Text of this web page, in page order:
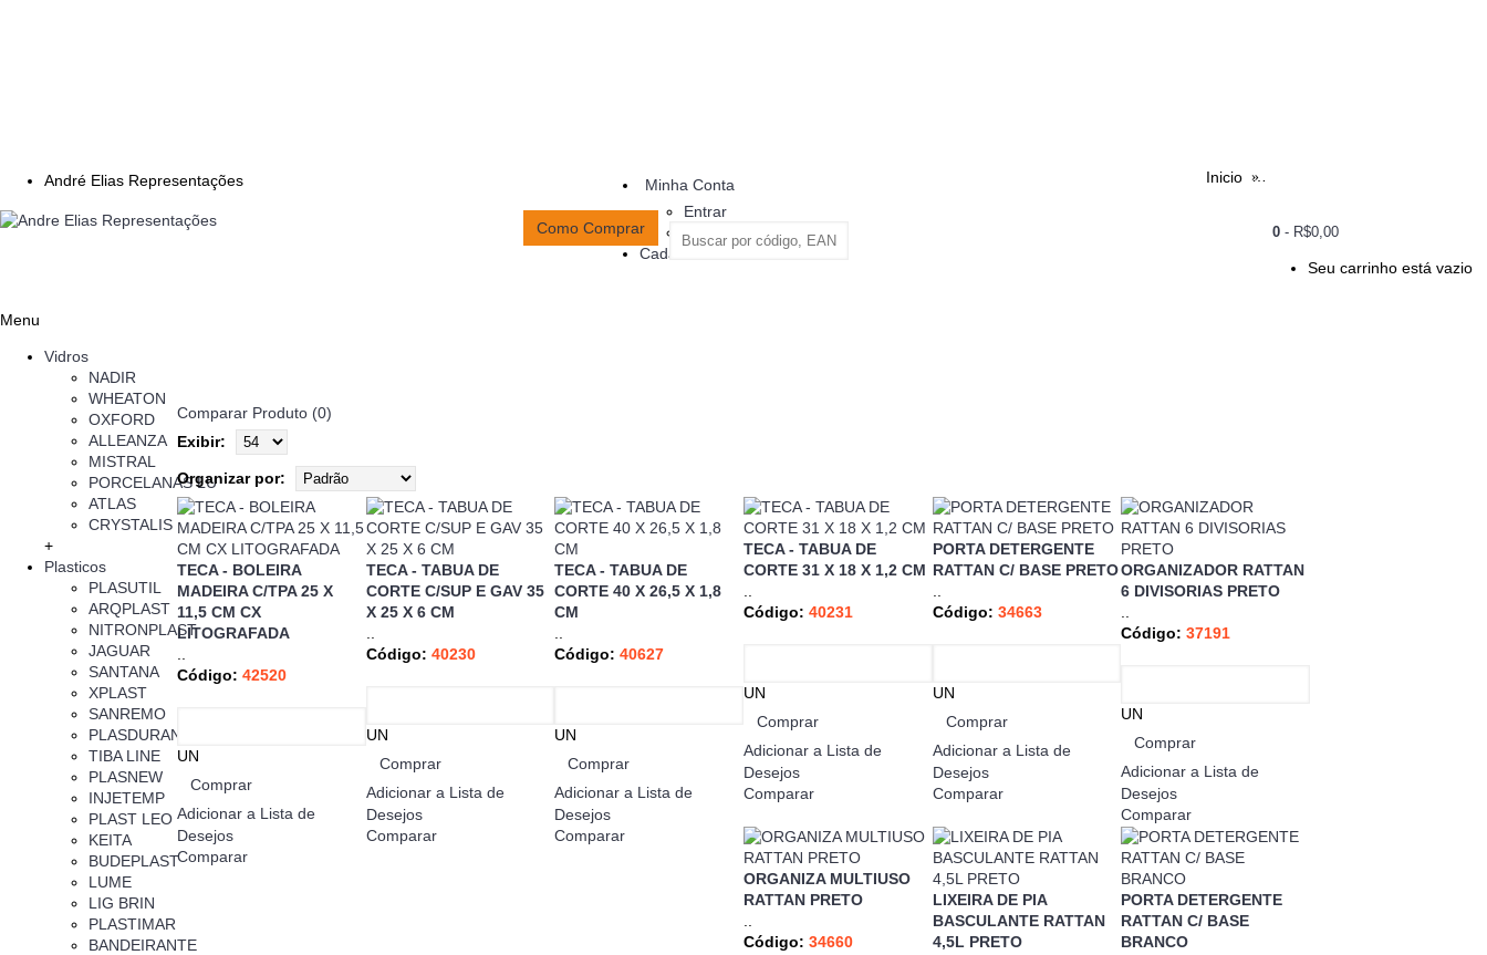
André Elias Representações
Minha Conta
Entrar
Cadastro
Cadastre-se
Como Comprar 0 - R$0,00
Seu carrinho está vazio
Menu
Vidros
NADIR
WHEATON
OXFORD
ALLEANZA
MISTRAL
PORCELANAS LU
ATLAS
CRYSTALIS
+
Plasticos
PLASUTIL
ARQPLAST
NITRONPLAST
JAGUAR
SANTANA
XPLAST
SANREMO
PLASDURAN
TIBA LINE
PLASNEW
INJETEMP
PLAST LEO
KEITA
BUDEPLAST
LUME
LIG BRIN
PLASTIMAR
BANDEIRANTE
Inicio
Comparar Produto (0)
Exibir:
Organizar por:
TECA - BOLEIRA
MADEIRA C/TPA 25 X
11,5 CM CX
LITOGRAFADA
Código: 42520
UN
Comprar
Adicionar a Lista de
Desejos
Comparar
TECA - TABUA DE
CORTE C/SUP E GAV 35
X 25 X 6 CM
Código: 40230
UN
Comprar
Adicionar a Lista de
Desejos
Comparar
TECA - TABUA DE
CORTE 40 X 26,5 X 1,8
CM
Código: 40627
UN
Comprar
Adicionar a Lista de
Desejos
Comparar
TECA - TABUA DE
CORTE 31 X 18 X 1,2 CM
Código: 40231
UN
Comprar
Adicionar a Lista de
Desejos
Comparar
PORTA DETERGENTE
RATTAN C/ BASE PRETO
Código: 34663
UN
Comprar
Adicionar a Lista de
Desejos
Comparar
ORGANIZADOR RATTAN
6 DIVISORIAS PRETO
Código: 37191
UN
Comprar
Adicionar a Lista de
Desejos
Comparar
ORGANIZA MULTIUSO
RATTAN PRETO
Código: 34660
LIXEIRA DE PIA
BASCULANTE RATTAN
4,5L PRETO
PORTA DETERGENTE
RATTAN C/ BASE
BRANCO